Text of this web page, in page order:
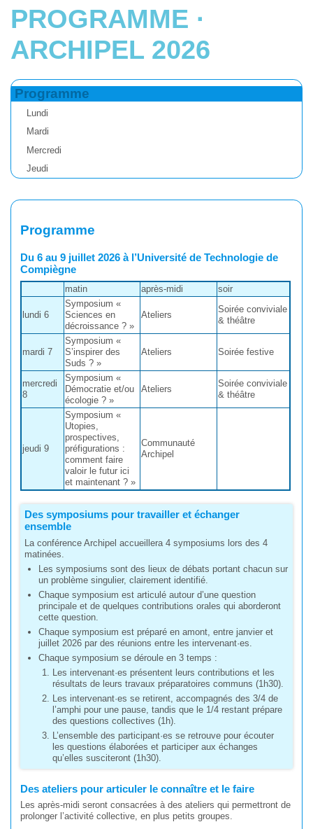
PROGRAMME ·
ARCHIPEL 2026
Programme
Du 6 au 9 juillet 2026 à l’Université de Technologie de
Compiègne
matin après-midi soir
lundi 6
Symposium «
Sciences en
décroissance ? »
Ateliers
Soirée conviviale
& théâtre
mardi 7
Symposium «
S’inspirer des
Suds ? »
Ateliers Soirée festive
mercredi
8
Symposium «
Démocratie et/ou
écologie ? »
Ateliers
Soirée conviviale
& théâtre
jeudi 9
Symposium «
Utopies,
prospectives,
préfigurations :
comment faire
valoir le futur ici
et maintenant ? »
Communauté
Archipel
Des symposiums pour travailler et échanger
ensemble
La conférence Archipel accueillera 4 symposiums lors des 4
matinées.
Les symposiums sont des lieux de débats portant chacun sur
un problème singulier, clairement identifié.
Chaque symposium est articulé autour d’une question
principale et de quelques contributions orales qui aborderont
cette question.
Chaque symposium est préparé en amont, entre janvier et
juillet 2026 par des réunions entre les intervenant·es.
Chaque symposium se déroule en 3 temps :
Les intervenant·es présentent leurs contributions et les
résultats de leurs travaux préparatoires communs (1h30).
Les intervenant·es se retirent, accompagnés des 3/4 de
l’amphi pour une pause, tandis que le 1/4 restant prépare
des questions collectives (1h).
L’ensemble des participant·es se retrouve pour écouter
les questions élaborées et participer aux échanges
qu’elles susciteront (1h30).
Des ateliers pour articuler le connaître et le faire
Les après-midi seront consacrées à des ateliers qui permettront de
prolonger l’activité collective, en plus petits groupes.
Programme
Lundi
Mardi
Mercredi
Jeudi